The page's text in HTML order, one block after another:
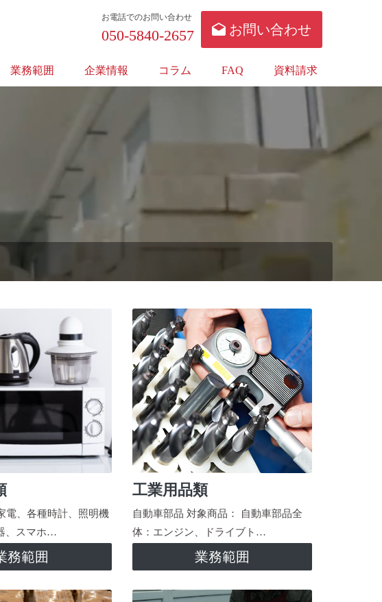
お電話でのお問い合わせ
050-5840-2657 お問い合わせ
業務範囲 企業情報 コラム FAQ 資料請求
電、各種時計、照明機
、スマホ…
務範囲
工業用品類
自動車部品 対象商品： 自動車部品全
体：エンジン、ドライブト…
業務範囲